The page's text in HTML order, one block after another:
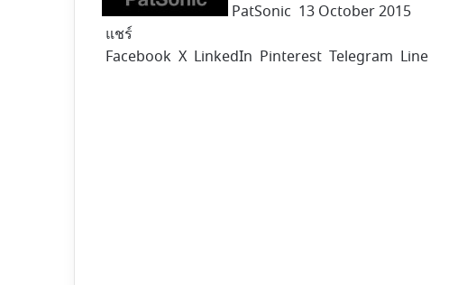
PatSonic 13 October 2015
แชร์
Facebook X LinkedIn Pinterest Telegram Line